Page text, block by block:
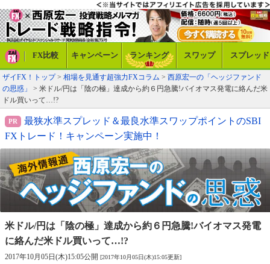
FX比較 キャンペーン ランキング スワップ スプレッド
ザイFX！トップ> 相場を見通す超強力FXコラム > 西原宏一の「ヘッジファンド
の思惑」
> 米ドル/円は「陰の極」達成から約６円急騰!バイオマス発電に絡んだ米
ドル買いって…!?
最狭水準スプレッド＆最良水準スワップポイントのSBI
FXトレード！キャンペーン実施中！
米ドル/円は「陰の極」達成から約６円急騰!バイオマス発電
に絡んだ米ドル買いって…!?
2017年10月05日(木)15:05公開 [2017年10月05日(木)15:05更新]